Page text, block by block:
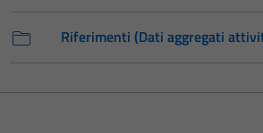
Riferimenti (Dati aggregati